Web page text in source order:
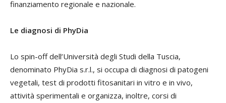
finanziamento regionale e nazionale.
Le diagnosi di PhyDia
Lo spin-off dell’Università degli Studi della Tuscia,
denominato PhyDia s.r.l., si occupa di diagnosi di patogeni
vegetali, test di prodotti fitosanitari in vitro e in vivo,
attività sperimentali e organizza, inoltre, corsi di